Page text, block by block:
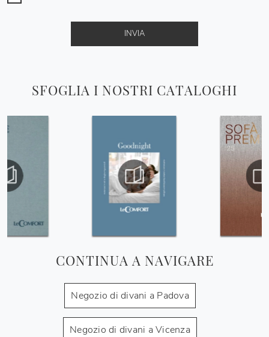
SFOGLIA I NOSTRI CATALOGHI
CONTINUA A NAVIGARE
Negozio di divani a Padova
Negozio di divani a Vicenza
INVIA